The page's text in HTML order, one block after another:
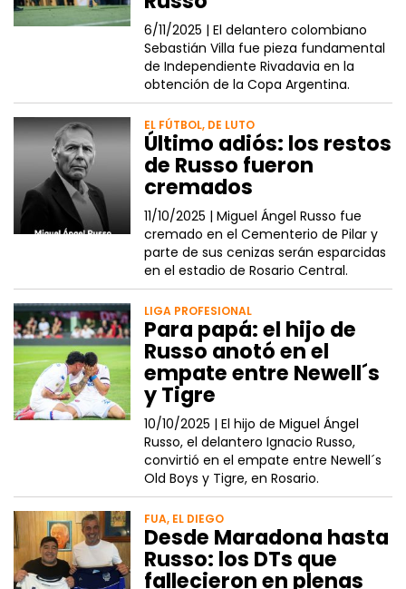
6/11/2025 |El delantero colombiano
Sebastián Villa fue pieza fundamental
de Independiente Rivadavia en la
obtención de la Copa Argentina.
EL FÚTBOL, DE LUTO
Último adiós: los restos
de Russo fueron
cremados
11/10/2025 |Miguel Ángel Russo fue
cremado en el Cementerio de Pilar y
parte de sus cenizas serán esparcidas
en el estadio de Rosario Central.
LIGA PROFESIONAL
Para papá: el hijo de
Russo anotó en el
empate entre Newell´s
y Tigre
10/10/2025 |El hijo de Miguel Ángel
Russo, el delantero Ignacio Russo,
convirtió en el empate entre Newell´s
Old Boys y Tigre, en Rosario.
FUA, EL DIEGO
Desde Maradona hasta
Russo: los DTs que
fallecieron en plenas